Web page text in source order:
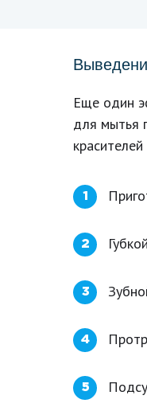
Еще один
для мытья
1
2
3
4
5